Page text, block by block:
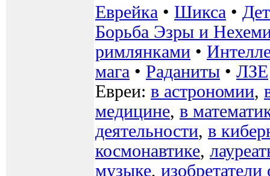
Еврейка • Шикса •
Борьба Эзры и
римлянками •
мага • Раданиты • ЛЗЕ
Евреи: в астрономии,
медицине, в
деятельности, в
космонавтике,
музыке,